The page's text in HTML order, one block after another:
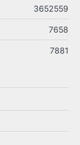
3652559
7658
7881